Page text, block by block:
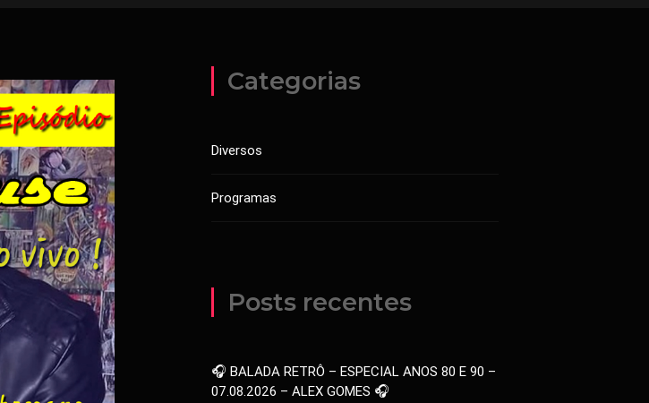
Categorias
Diversos
Programas
Posts recentes
🎧 BALADA RETRÔ – ESPECIAL ANOS 80 E 90 –
07.08.2026 – ALEX GOMES 🎧